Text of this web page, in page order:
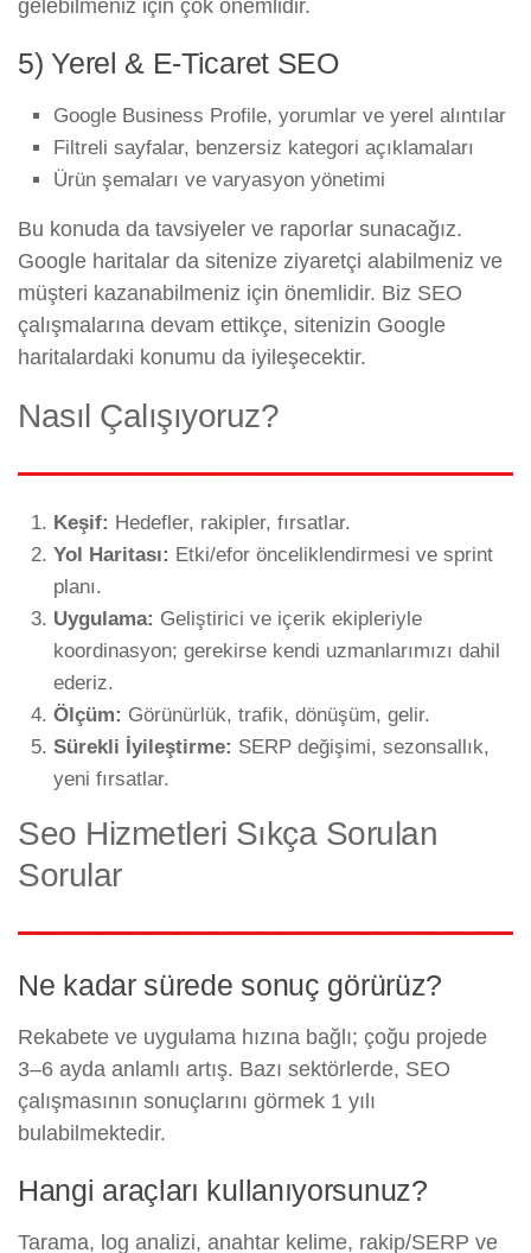
gelebilmeniz için çok önemlidir.
5) Yerel & E-Ticaret SEO
Google Business Profile, yorumlar ve yerel alıntılar
Filtreli sayfalar, benzersiz kategori açıklamaları
Ürün şemaları ve varyasyon yönetimi
Bu konuda da tavsiyeler ve raporlar sunacağız.
Google haritalar da sitenize ziyaretçi alabilmeniz ve
müşteri kazanabilmeniz için önemlidir. Biz SEO
çalışmalarına devam ettikçe, sitenizin Google
haritalardaki konumu da iyileşecektir.
Nasıl Çalışıyoruz?
Keşif: Hedefler, rakipler, fırsatlar.
Yol Haritası: Etki/efor önceliklendirmesi ve sprint
planı.
Uygulama: Geliştirici ve içerik ekipleriyle
koordinasyon; gerekirse kendi uzmanlarımızı dahil
ederiz.
Ölçüm: Görünürlük, trafik, dönüşüm, gelir.
Sürekli İyileştirme: SERP değişimi, sezonsallık,
yeni fırsatlar.
Seo Hizmetleri Sıkça Sorulan
Sorular
Ne kadar sürede sonuç görürüz?
Rekabete ve uygulama hızına bağlı; çoğu projede
3–6 ayda anlamlı artış. Bazı sektörlerde, SEO
çalışmasının sonuçlarını görmek 1 yılı
bulabilmektedir.
Hangi araçları kullanıyorsunuz?
Tarama, log analizi, anahtar kelime, rakip/SERP ve